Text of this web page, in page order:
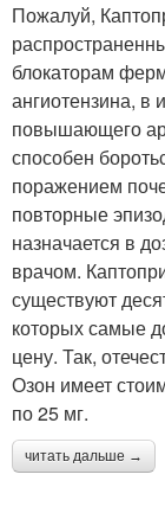
Пожалуй,
блокаторам
ангиотензина, в
повышающего
способен
поражением
повторные
назначается в
врачом.
существуют
которых самые
цену. Так,
Озон имеет
по 25 мг.
читать дальше →